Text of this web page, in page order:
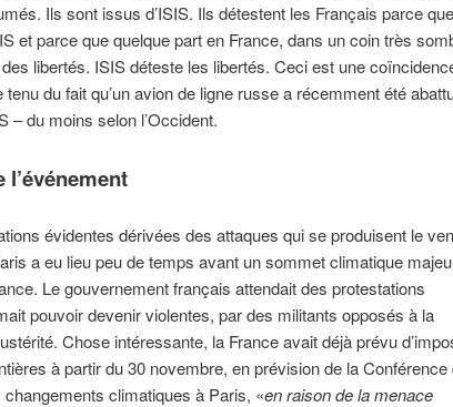
Ils sont issus d’ISIS. Ils détestent les Français parce
et parce que quelque part en France, dans un coin très
libertés. ISIS déteste les libertés. Ceci est une
du fait qu’un avion de ligne russe a récemment été
– du moins selon l’Occident.
l’événement
évidentes dérivées des attaques qui se produisent le
a eu lieu peu de temps avant un sommet climatique
Le gouvernement français attendait des protestations
pouvoir devenir violentes, par des militants opposés à la
Chose intéressante, la France avait déjà prévu
à partir du 30 novembre, en prévision de la Conférence
climatiques à Paris, «en raison de la menace